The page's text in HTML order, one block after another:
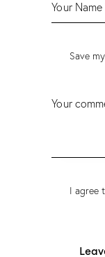
Save
I agree